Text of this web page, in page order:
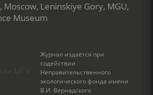
Moscow, Leninskiye Gory, MGU,
Museum
Журнал издаётся при
содействии
Неправительственного
экологического фонда имени
В.И. Вернадского